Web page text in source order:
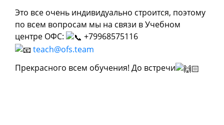
Это все очень индивидуально строится, поэтому
по всем вопросам мы на связи в Учебном
центре ОФС:
+79968575116
teach@ofs.team
Прекрасного всем обучения! До встречи